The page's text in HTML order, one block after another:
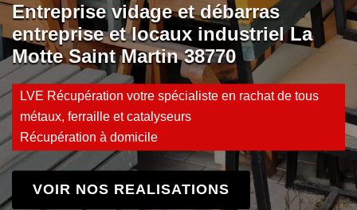
Entreprise vidage et débarras
entreprise et locaux industriel La
Motte Saint Martin 38770
LVE Récupération votre spécialiste en rachat de tous
métaux, ferraille et catalyseurs
Récupération à domicile
VOIR NOS REALISATIONS